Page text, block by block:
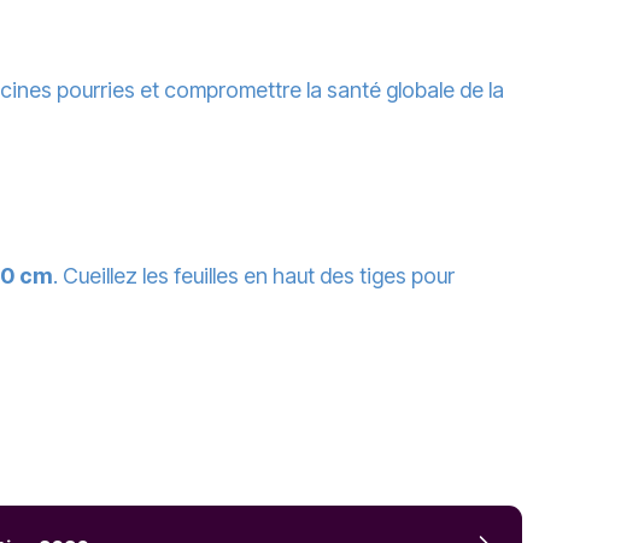
pourries et compromettre la santé globale de la
cm. Cueillez les feuilles en haut des tiges pour